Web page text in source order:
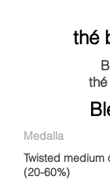
thé
Medalla
Twisted medium
(20-60%)